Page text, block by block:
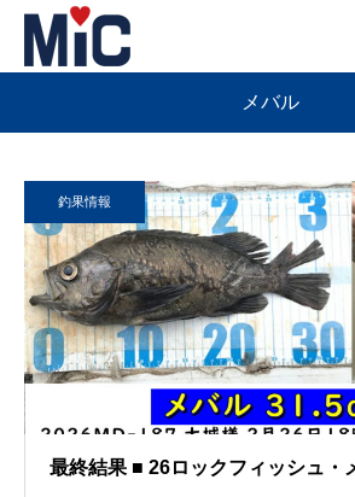
メバル
釣果情報
最終結果 ■ 26ロックフィッシュ・